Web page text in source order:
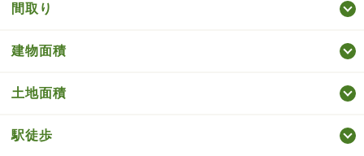
間取り
建物面積
土地面積
駅徒歩